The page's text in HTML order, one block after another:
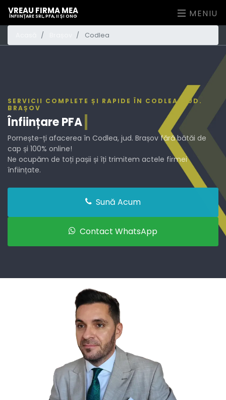
VREAU FIRMA MEA
ÎNFIINȚARE SRL, PFA, II ȘI ONG MENIU
Codlea
SERVICII COMPLETE ȘI RAPIDE ÎN CODLEA, JUD.
BRAȘOV
ÎnființarePFA
Pornește-ți afacerea în Codlea, jud. Brașov fără bătăi de
cap și 100% online!
Ne ocupăm de toți pașii și îți trimitem actele firmei
înființate.
Sună Acum
Contact WhatsApp